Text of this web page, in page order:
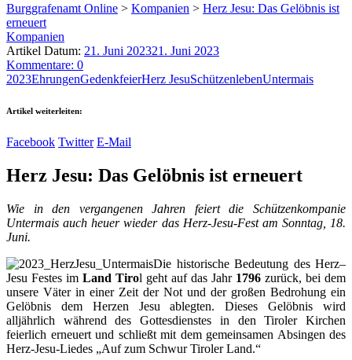
Burggrafenamt Online > Kompanien > Herz Jesu: Das Gelöbnis ist
erneuert
Kompanien
Artikel Datum: 21. Juni 202321. Juni 2023
Kommentare: 0
2023EhrungenGedenkfeierHerz JesuSchützenlebenUntermais
Artikel weiterleiten:
Facebook Twitter E-Mail
Herz Jesu: Das Gelöbnis ist erneuert
Wie in den vergangenen Jahren feiert die Schützenkompanie
Untermais auch heuer wieder das Herz-Jesu-Fest am Sonntag, 18.
Juni.
Die historische Bedeutung des Herz–
Jesu Festes im Land Tirol geht auf das Jahr 1796 zurück, bei dem
unsere Väter in einer Zeit der Not und der großen Bedrohung ein
Gelöbnis dem Herzen Jesu ablegten. Dieses Gelöbnis wird
alljährlich während des Gottesdienstes in den Tiroler Kirchen
feierlich erneuert und schließt mit dem gemeinsamen Absingen des
Herz-Jesu-Liedes „Auf zum Schwur Tiroler Land.“